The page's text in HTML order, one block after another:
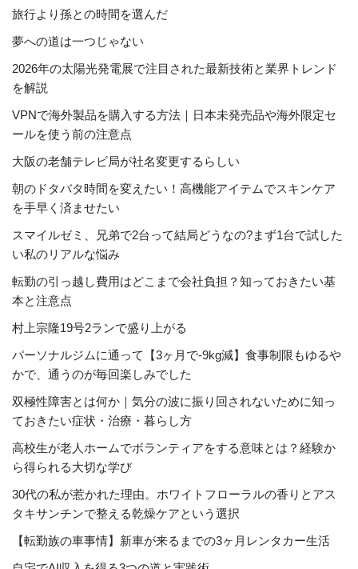
旅行より孫との時間を選んだ
夢への道は一つじゃない
2026年の太陽光発電展で注目された最新技術と業界トレンド
を解説
VPNで海外製品を購入する方法｜日本未発売品や海外限定セ
ールを使う前の注意点
大阪の老舗テレビ局が社名変更するらしい
朝のドタバタ時間を変えたい！高機能アイテムでスキンケア
を手早く済ませたい
スマイルゼミ、兄弟で2台って結局どうなの?まず1台で試した
い私のリアルな悩み
転勤の引っ越し費用はどこまで会社負担？知っておきたい基
本と注意点
村上宗隆19号2ランで盛り上がる
パーソナルジムに通って【3ヶ月で-9kg減】食事制限もゆるや
かで、通うのが毎回楽しみでした
双極性障害とは何か｜気分の波に振り回されないために知っ
ておきたい症状・治療・暮らし方
高校生が老人ホームでボランティアをする意味とは？経験か
ら得られる大切な学び
30代の私が惹かれた理由。ホワイトフローラルの香りとアス
タキサンチンで整える乾燥ケアという選択
【転勤族の車事情】新車が来るまでの3ヶ月レンタカー生活